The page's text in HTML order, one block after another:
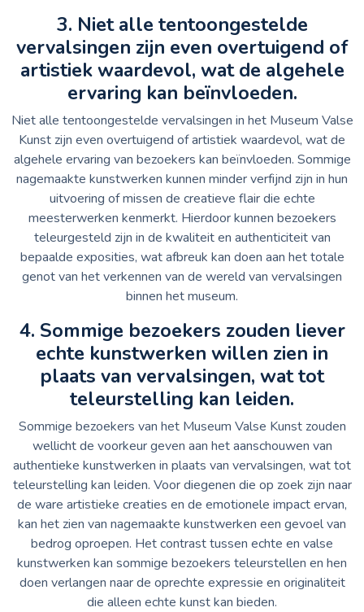
3. Niet alle tentoongestelde
vervalsingen zijn even overtuigend of
artistiek waardevol, wat de algehele
ervaring kan beïnvloeden.
Niet alle tentoongestelde vervalsingen in het Museum Valse
Kunst zijn even overtuigend of artistiek waardevol, wat de
algehele ervaring van bezoekers kan beïnvloeden. Sommige
nagemaakte kunstwerken kunnen minder verfijnd zijn in hun
uitvoering of missen de creatieve flair die echte
meesterwerken kenmerkt. Hierdoor kunnen bezoekers
teleurgesteld zijn in de kwaliteit en authenticiteit van
bepaalde exposities, wat afbreuk kan doen aan het totale
genot van het verkennen van de wereld van vervalsingen
binnen het museum.
4. Sommige bezoekers zouden liever
echte kunstwerken willen zien in
plaats van vervalsingen, wat tot
teleurstelling kan leiden.
Sommige bezoekers van het Museum Valse Kunst zouden
wellicht de voorkeur geven aan het aanschouwen van
authentieke kunstwerken in plaats van vervalsingen, wat tot
teleurstelling kan leiden. Voor diegenen die op zoek zijn naar
de ware artistieke creaties en de emotionele impact ervan,
kan het zien van nagemaakte kunstwerken een gevoel van
bedrog oproepen. Het contrast tussen echte en valse
kunstwerken kan sommige bezoekers teleurstellen en hen
doen verlangen naar de oprechte expressie en originaliteit
die alleen echte kunst kan bieden.